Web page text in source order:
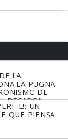
LA
LA PUGNA
DE
PECADO"
UN
QUE PIENSA